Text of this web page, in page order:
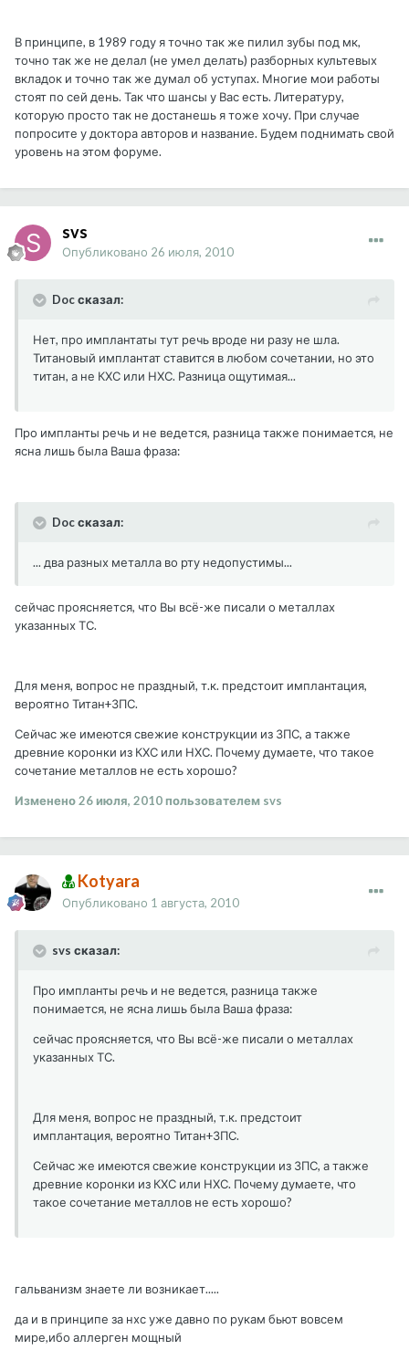
В принципе, в 1989 году я точно так же пилил зубы под мк,
точно так же не делал (не умел делать) разборных культевых
вкладок и точно так же думал об уступах. Многие мои работы
стоят по сей день. Так что шансы у Вас есть. Литературу,
которую просто так не достанешь я тоже хочу. При случае
попросите у доктора авторов и название. Будем поднимать свой
уровень на этом форуме.
svs
Опубликовано 26 июля, 2010
Doc сказал:
Нет, про имплантаты тут речь вроде ни разу не шла.
Титановый имплантат ставится в любом сочетании, но это
титан, а не КХС или НХС. Разница ощутимая...
Про импланты речь и не ведется, разница также понимается, не
ясна лишь была Ваша фраза:
Doc сказал:
... два разных металла во рту недопустимы...
сейчас проясняется, что Вы всё-же писали о металлах
указанных ТС.
Для меня, вопрос не праздный, т.к. предстоит имплантация,
вероятно Титан+ЗПС.
Сейчас же имеются свежие конструкции из ЗПС, а также
древние коронки из КХС или НХС. Почему думаете, что такое
сочетание металлов не есть хорошо?
Изменено26 июля, 2010пользователем svs
Kotyara
Опубликовано 1 августа, 2010
svs сказал:
Про импланты речь и не ведется, разница также
понимается, не ясна лишь была Ваша фраза:
сейчас проясняется, что Вы всё-же писали о металлах
указанных ТС.
Для меня, вопрос не праздный, т.к. предстоит
имплантация, вероятно Титан+ЗПС.
Сейчас же имеются свежие конструкции из ЗПС, а также
древние коронки из КХС или НХС. Почему думаете, что
такое сочетание металлов не есть хорошо?
гальванизм знаете ли возникает.....
да и в принципе за нхс уже давно по рукам бьют вовсем
мире,ибо аллерген мощный